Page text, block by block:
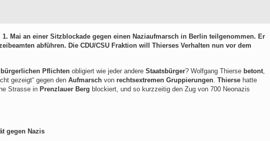
Mai an einer Sitzblockade gegen einen Naziaufmarsch in Berlin teilgenommen. Er
abführen. Die CDU/CSU Fraktion will Thierses Verhalten nun vor dem
bürgerlichen Pflichten obligiert wie jeder andere Staatsbürger? Wolfgang Thierse betont,
gezeigt“ gegen den Aufmarsch von rechtsextremen Gruppierungen. Thierse hatte
Strasse in Prenzlauer Berg blockiert, und so kurzzeitig den Zug von 700 Neonazis
gegen Nazis